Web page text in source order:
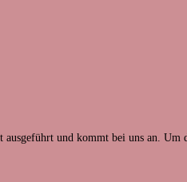
und kommt bei uns an. Um